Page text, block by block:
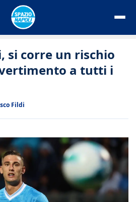
si corre un rischio
a tutti i
Fildi